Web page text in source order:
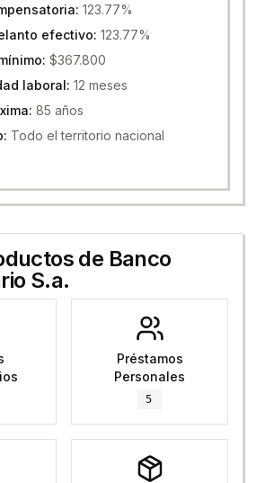
: 123.77%
efectivo: 123.77%
: $367.800
laboral: 12 meses
: 85 años
: Todo el territorio nacional
de Banco
S.a.
Préstamos
Personales
5